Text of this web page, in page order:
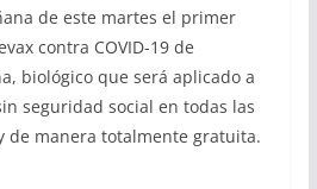
de este martes el primer
contra COVID-19 de
biológico que será aplicado a
seguridad social en todas las
de manera totalmente gratuita.